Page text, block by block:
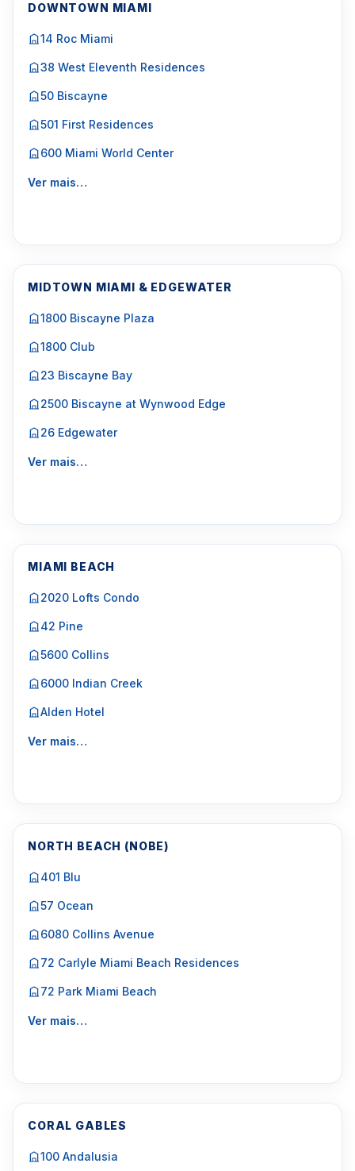
DOWNTOWN MIAMI
14 Roc Miami
38 West Eleventh Residences
50 Biscayne
501 First Residences
600 Miami World Center
Ver mais…
MIDTOWN MIAMI & EDGEWATER
1800 Biscayne Plaza
1800 Club
23 Biscayne Bay
2500 Biscayne at Wynwood Edge
26 Edgewater
Ver mais…
MIAMI BEACH
2020 Lofts Condo
42 Pine
5600 Collins
6000 Indian Creek
Alden Hotel
Ver mais…
NORTH BEACH (NOBE)
401 Blu
57 Ocean
6080 Collins Avenue
72 Carlyle Miami Beach Residences
72 Park Miami Beach
Ver mais…
CORAL GABLES
100 Andalusia